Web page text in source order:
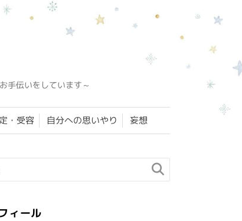
手伝いをしています～
・受容 自分への思いやり 妄想
ィール